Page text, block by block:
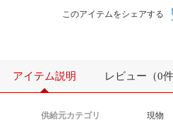
このアイテムをシェアする
アイテム説明 レビュー（0件
供給元カテゴリ 現物